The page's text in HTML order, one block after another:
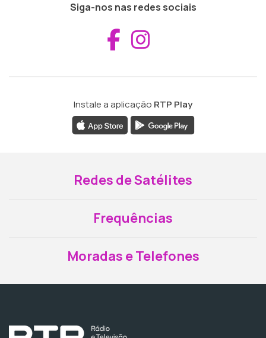
Siga-nos nas redes sociais
Aceder ao
Instale a aplicação RTP Play
Redes de Satélites
Frequências
Moradas e Telefones